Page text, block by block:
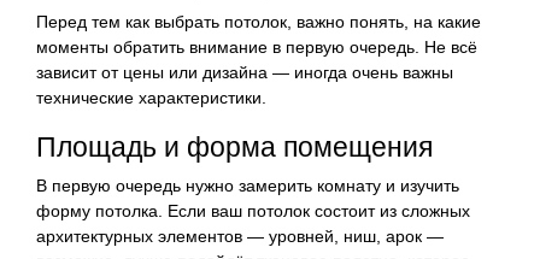
Перед тем как выбрать потолок, важно понять, на какие
моменты обратить внимание в первую очередь. Не всё
зависит от цены или дизайна — иногда очень важны
технические характеристики.
Площадь и форма помещения
В первую очередь нужно замерить комнату и изучить
форму потолка. Если ваш потолок состоит из сложных
архитектурных элементов — уровней, ниш, арок —